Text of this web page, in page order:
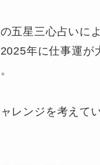
五星三心占いに
年に仕事運が
レンジを考えて